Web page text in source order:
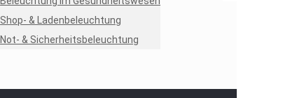
Shop- & Ladenbeleuchtung
Not- & Sicherheitsbeleuchtung